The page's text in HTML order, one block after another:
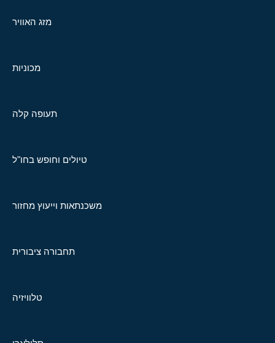
מזג האוויר
מכוניות
תעופה קלה
טיולים וחופש בחו"ל
משכנתאות וייעוץ מחזור
תחבורה ציבורית
טלוויזיה